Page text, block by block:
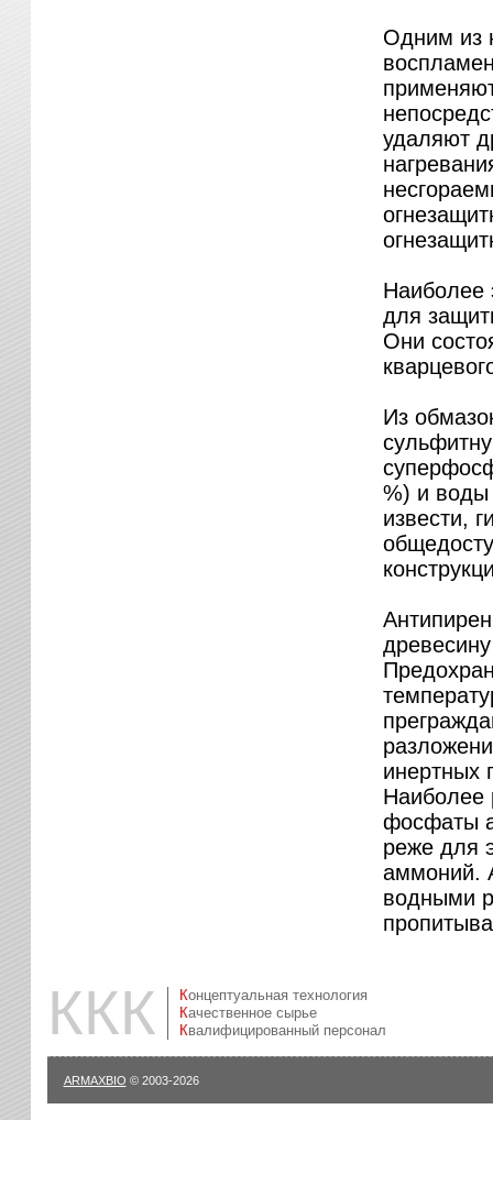
Одним из
удаляют
Наиболее
для
Они
Из
%) и воды
извести,
инертных
Наиболее
фосфаты
реже для
аммоний.
водными
ККК
Концептуальная технология
Качественное сырье
Квалифицированный персонал
ARMAXBIO © 2003-2026